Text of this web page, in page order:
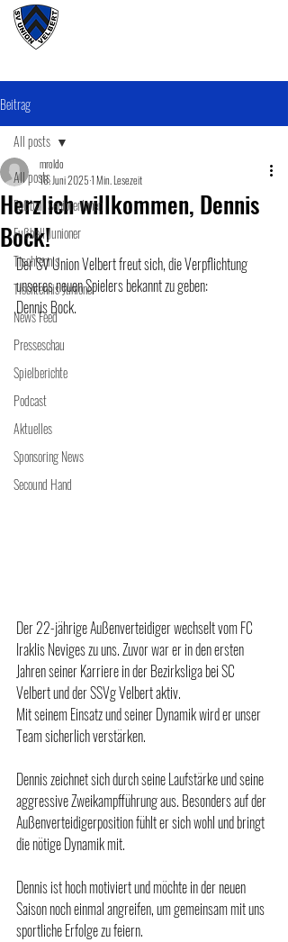
Beitrag
All posts
Fußball SeniorenInnen
Fußball Junioner
Tischtennis
Tischtennis Junioner
News Feed
Presseschau
Spielberichte
Podcast
Aktuelles
Sponsoring News
Secound Hand
All posts
Herzlich willkommen, Dennis
Bock!
mroldo
18. Juni 20251 Min. Lesezeit
Der SV Union Velbert freut sich, die Verpflichtung
unseres neuen Spielers bekannt zu geben:
Dennis Bock.
Der 22-jährige Außenverteidiger wechselt vom FC
Iraklis Neviges zu uns. Zuvor war er in den ersten
Jahren seiner Karriere in der Bezirksliga bei SC
Velbert und der SSVg Velbert aktiv.
Mit seinem Einsatz und seiner Dynamik wird er unser
Team sicherlich verstärken.
Dennis zeichnet sich durch seine Laufstärke und seine
aggressive Zweikampfführung aus. Besonders auf der
Außenverteidigerposition fühlt er sich wohl und bringt
die nötige Dynamik mit.
Dennis ist hoch motiviert und möchte in der neuen
Saison noch einmal angreifen, um gemeinsam mit uns
sportliche Erfolge zu feiern.